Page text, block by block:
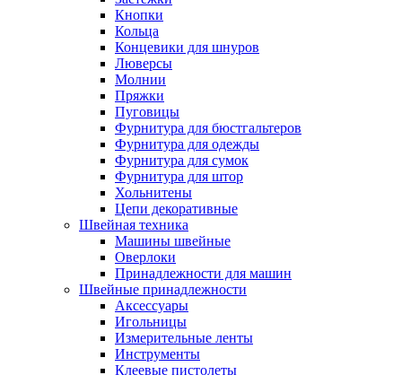
Кнопки
Кольца
Концевики для шнуров
Люверсы
Молнии
Пряжки
Пуговицы
Фурнитура для бюстгальтеров
Фурнитура для одежды
Фурнитура для сумок
Фурнитура для штор
Хольнитены
Цепи декоративные
Швейная техника
Машины швейные
Оверлоки
Принадлежности для машин
Швейные принадлежности
Аксессуары
Игольницы
Измерительные ленты
Инструменты
Клеевые пистолеты